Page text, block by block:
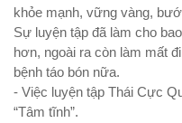
khỏe mạnh, vững vàng,
Sự luyện tập đã làm cho
hơn, ngoài ra còn làm mất đi
bệnh táo bón nữa.
- Việc luyện tập Thái Cực
“Tâm tĩnh”.